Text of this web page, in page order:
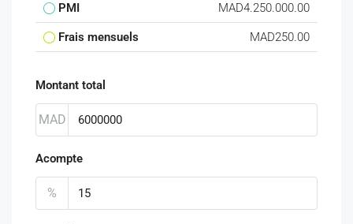
PMI MAD4.250.000.00
Frais mensuels MAD250.00
Montant total
MAD
Acompte
%